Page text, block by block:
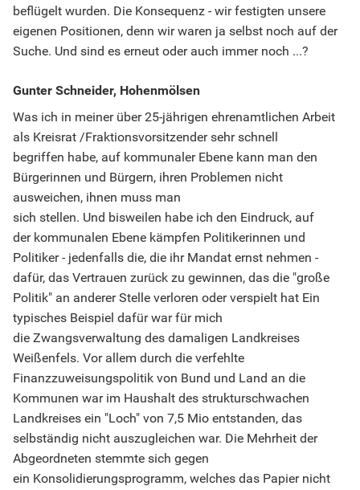
beflügelt wurden. Die Konsequenz - wir festigten unsere
eigenen Positionen, denn wir waren ja selbst noch auf der
Suche. Und sind es erneut oder auch immer noch ...?
Gunter Schneider, Hohenmölsen
Was ich in meiner über 25-jährigen ehrenamtlichen Arbeit
als Kreisrat /Fraktionsvorsitzender sehr schnell
begriffen habe, auf kommunaler Ebene kann man den
Bürgerinnen und Bürgern, ihren Problemen nicht
ausweichen, ihnen muss man
sich stellen. Und bisweilen habe ich den Eindruck, auf
der kommunalen Ebene kämpfen Politikerinnen und
Politiker - jedenfalls die, die ihr Mandat ernst nehmen -
dafür, das Vertrauen zurück zu gewinnen, das die "große
Politik" an anderer Stelle verloren oder verspielt hat Ein
typisches Beispiel dafür war für mich
die Zwangsverwaltung des damaligen Landkreises
Weißenfels. Vor allem durch die verfehlte
Finanzzuweisungspolitik von Bund und Land an die
Kommunen war im Haushalt des strukturschwachen
Landkreises ein "Loch" von 7,5 Mio entstanden, das
selbständig nicht auszugleichen war. Die Mehrheit der
Abgeordneten stemmte sich gegen
ein Konsolidierungsprogramm, welches das Papier nicht